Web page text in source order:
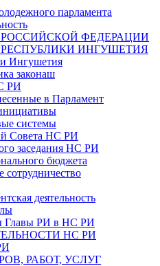
парламента
ФЕДЕРАЦИИ
ИНГУШЕТИЯ
Ингушетия
законаш
РИ
в Парламент
системы
Совета НС РИ
заседания НС РИ
бюджета
сотрудничество
деятельность
Главы РИ в НС РИ
НС РИ
РАБОТ, УСЛУГ